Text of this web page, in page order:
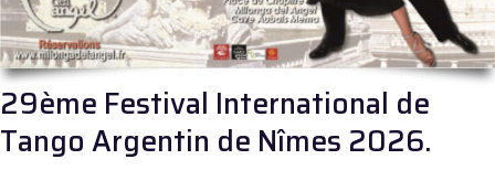
29ème Festival International de
Tango Argentin de Nîmes 2026.